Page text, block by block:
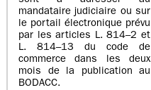
mandataire judiciaire ou sur
le portail électronique prévu
par les articles L. 814–2 et
L. 814–13 du code de
commerce dans les deux
mois de la publication au
BODACC.